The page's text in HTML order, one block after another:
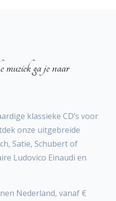
muziek ga je naar
klassieke CD’s voor
onze uitgebreide
Satie, Schubert of
Ludovico Einaudi en
Nederland, vanaf €